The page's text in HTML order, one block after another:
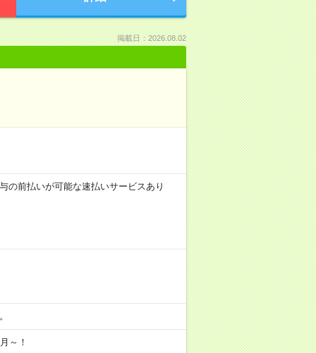
掲載日：2026.08.02
前払いが可能な速払いサービスあり
～！